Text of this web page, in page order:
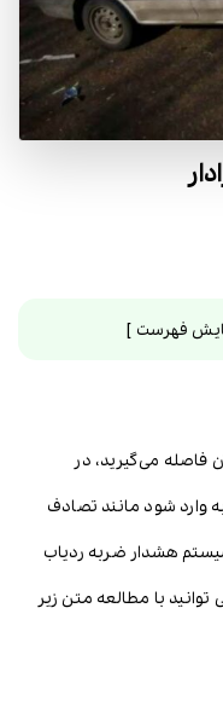
فهرست
فاصله می‌گیرید، در
شود مانند تصادف
هشدار ضربه ردیاب
با مطالعه متن زیر